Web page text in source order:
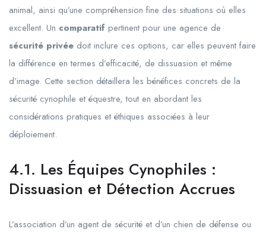
animal, ainsi qu’une compréhension fine des situations où elles
excellent. Un comparatif pertinent pour une agence de
sécurité privée doit inclure ces options, car elles peuvent faire
la différence en termes d’efficacité, de dissuasion et même
d’image. Cette section détaillera les bénéfices concrets de la
sécurité cynophile et équestre, tout en abordant les
considérations pratiques et éthiques associées à leur
déploiement.
4.1. Les Équipes Cynophiles :
Dissuasion et Détection Accrues
L’association d’un agent de sécurité et d’un chien de défense ou